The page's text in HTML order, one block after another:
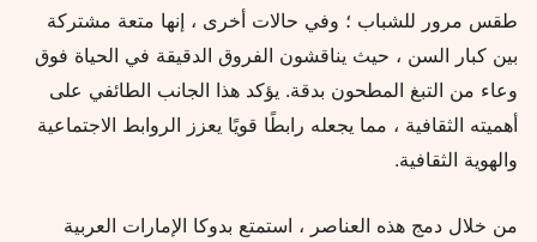
طقس مرور للشباب ؛ وفي حالات أخرى ، إنها متعة مشتركة
بين كبار السن ، حيث يناقشون الفروق الدقيقة في الحياة فوق
وعاء من التبغ المطحون بدقة. يؤكد هذا الجانب الطائفي على
أهميته الثقافية ، مما يجعله رابطًا قويًا يعزز الروابط الاجتماعية
والهوية الثقافية.
من خلال دمج هذه العناصر ، استمتع بدوكا الإمارات العربية